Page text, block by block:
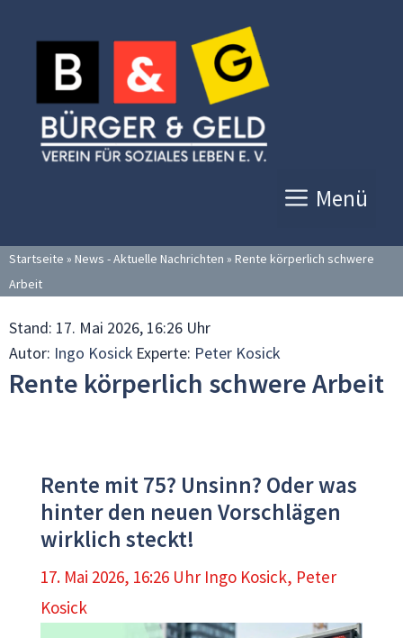
Inhalt
springen
Menü
Startseite » News - Aktuelle Nachrichten » Rente körperlich schwere
Arbeit
Stand: 17. Mai 2026, 16:26 Uhr
Autor: Ingo Kosick Experte: Peter Kosick
Rente körperlich schwere Arbeit
Rente mit 75? Unsinn? Oder was
hinter den neuen Vorschlägen
wirklich steckt!
17. Mai 2026, 16:26 Uhr Ingo Kosick, Peter
Kosick